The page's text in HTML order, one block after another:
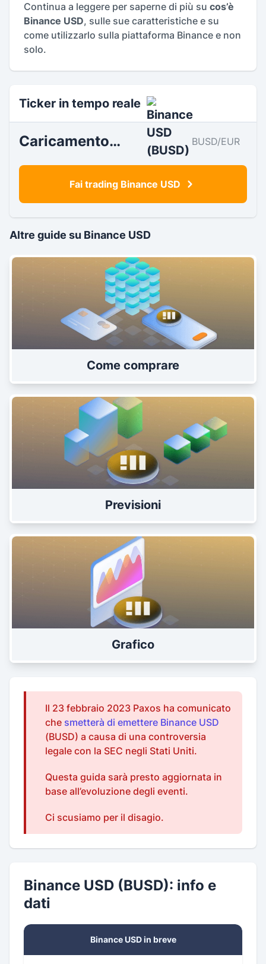
Continua a leggere per saperne di più su cos’è
Binance USD, sulle sue caratteristiche e su
come utilizzarlo sulla piattaforma Binance e non
solo.
Ticker in tempo reale
Caricamento… BUSD/EUR
Fai trading Binance USD
Altre guide su Binance USD
Come comprare
Previsioni
Grafico
Il 23 febbraio 2023 Paxos ha comunicato
che smetterà di emettere Binance USD
(BUSD) a causa di una controversia
legale con la SEC negli Stati Uniti.
Questa guida sarà presto aggiornata in
base all’evoluzione degli eventi.
Ci scusiamo per il disagio.
Binance USD (BUSD): info e
dati
Binance USD in breve